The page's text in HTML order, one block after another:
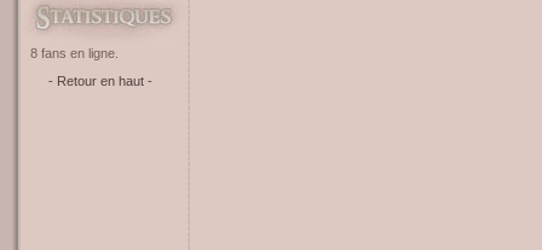
8 fans en ligne.
- Retour en haut -